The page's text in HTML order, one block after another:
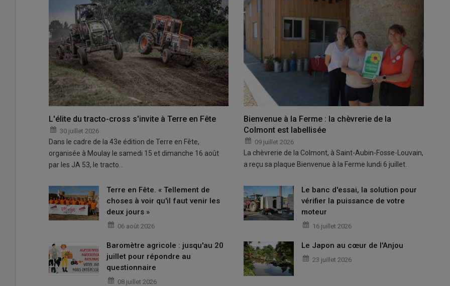
L'élite du tracto-cross s'invite à Terre en Fête
30 juillet 2026
Dans le cadre de la 43e édition de Terre en Fête,
organisée à Moulay le samedi 15 et dimanche 16 août
par les JA 53, le tracto…
Bienvenue à la Ferme : la chèvrerie de la
Colmont est labellisée
09 juillet 2026
La chèvrerie de la Colmont, à Saint-Aubin-Fosse-Louvain,
a reçu sa plaque Bienvenue à la Ferme lundi 6 juillet.
Terre en Fête. « Tellement de
choses à voir qu'il faut venir les
deux jours »
06 août 2026
Le banc d'essai, la solution pour
vérifier la puissance de votre
moteur
16 juillet 2026
Baromètre agricole : jusqu'au 20
juillet pour répondre au
questionnaire
08 juillet 2026
Le Japon au cœur de l'Anjou
23 juillet 2026